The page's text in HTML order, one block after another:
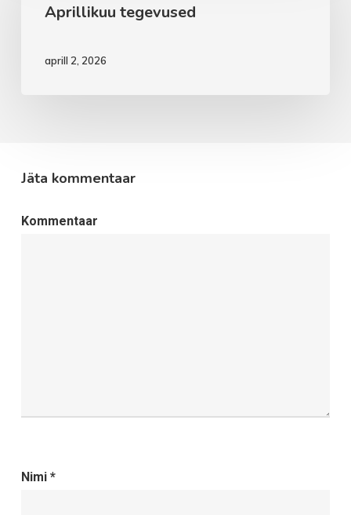
Aprillikuu tegevused
aprill 2, 2026
Jäta kommentaar
Kommentaar
Nimi *